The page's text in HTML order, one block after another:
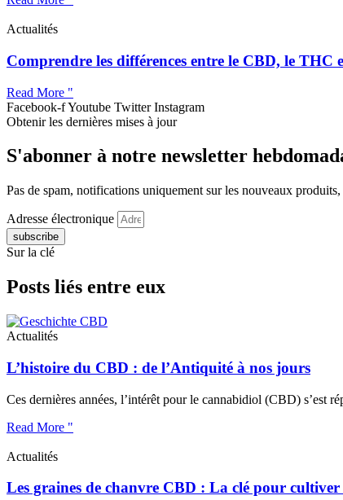
Actualités
Comprendre les différences entre le CBD, le THC
Read More "
Facebook-fYoutube Twitter Instagram
Obtenir les dernières mises à jour
S'abonner à notre newsletter
Pas de spam, notifications uniquement sur les nouveaux produits,
Adresse électronique
subscribe
Sur la clé
Posts liés entre eux
Actualités
L’histoire du CBD : de l’Antiquité à nos jours
Ces dernières années, l’intérêt pour le cannabidiol (CBD) s’est
Read More "
Actualités
Les graines de chanvre CBD : La clé pour